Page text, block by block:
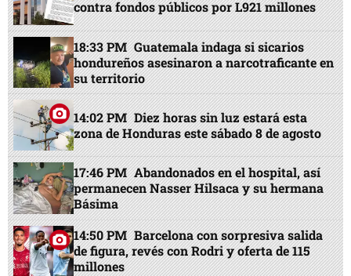
contra fondos públicos por L921 millones
18:33 PM Guatemala indaga si sicarios
hondureños asesinaron a narcotraficante en
su territorio
14:02 PM Diez horas sin luz estará esta
zona de Honduras este sábado 8 de agosto
17:46 PM Abandonados en el hospital, así
permanecen Nasser Hilsaca y su hermana
Básima
14:50 PM Barcelona con sorpresiva salida
de figura, revés con Rodri y oferta de 115
millones